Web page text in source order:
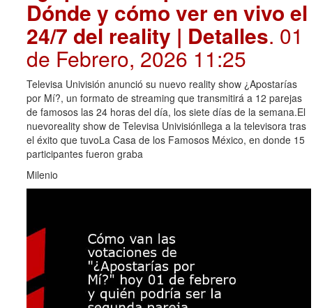
Dónde y cómo ver en vivo el
24/7 del reality | Detalles. 01
de Febrero, 2026 11:25
Televisa Univisión anunció su nuevo reality show ¿Apostarías
por Mí?, un formato de streaming que transmitirá a 12 parejas
de famosos las 24 horas del día, los siete días de la semana.El
nuevoreality show de Televisa Univisiónllega a la televisora tras
el éxito que tuvoLa Casa de los Famosos México, en donde 15
participantes fueron graba
Milenio